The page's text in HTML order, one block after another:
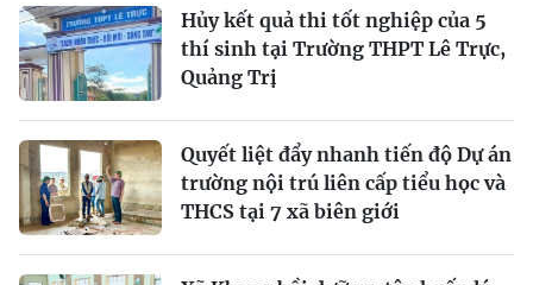
Hủy kết quả thi tốt nghiệp của 5
thí sinh tại Trường THPT Lê Trực,
Quảng Trị
Quyết liệt đẩy nhanh tiến độ Dự án
trường nội trú liên cấp tiểu học và
THCS tại 7 xã biên giới